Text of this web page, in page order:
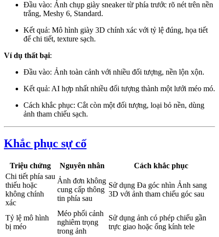
Đầu vào: Ảnh chụp giày sneaker từ phía trước rõ nét trên nền
trắng, Meshy 6, Standard.
Kết quả: Mô hình giày 3D chính xác với tỷ lệ đúng, họa tiết
đế chi tiết, texture sạch.
Ví dụ thất bại:
Đầu vào: Ảnh toàn cảnh với nhiều đối tượng, nền lộn xộn.
Kết quả: AI hợp nhất nhiều đối tượng thành một lưới méo mó.
Cách khắc phục: Cắt còn một đối tượng, loại bỏ nền, dùng
ảnh tham chiếu sạch.
Khắc phục sự cố
Triệu chứng Nguyên nhân
Cách khắc phục
Chi tiết phía sau
thiếu hoặc
không chính
xác
Ảnh đơn không
cung cấp thông
tin phía sau
Sử dụng Đa góc nhìn Ảnh sang
3D với ảnh tham chiếu góc sau
Tỷ lệ mô hình
bị méo
Méo phối cảnh
nghiêm trọng
trong ảnh
Sử dụng ảnh có phép chiếu gần
trực giao hoặc ống kính tele